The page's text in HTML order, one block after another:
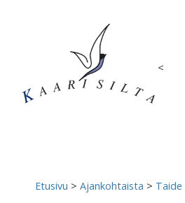
<
Etusivu > Ajankohtaista > Taide